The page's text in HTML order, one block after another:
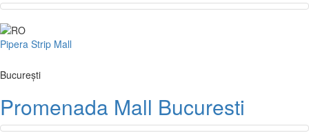
Pipera Strip Mall
București
Promenada Mall Bucuresti